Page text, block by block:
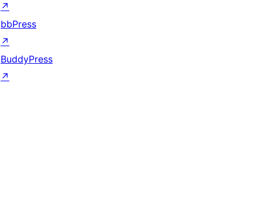
↗
bbPress
↗
BuddyPress
↗